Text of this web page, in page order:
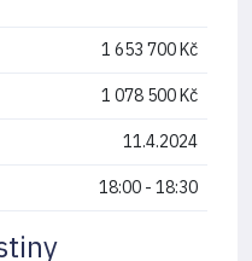
1 653 700 Kč
1 078 500 Kč
11.4.2024
18:00 - 18:30